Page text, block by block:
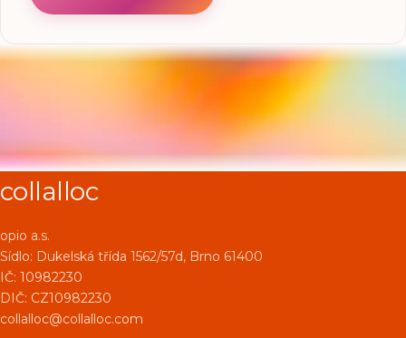
collalloc
opio a.s.
Sídlo: Dukelská třída 1562/57d, Brno 61400
IČ: 10982230
DIČ: CZ10982230
collalloc@collalloc.com